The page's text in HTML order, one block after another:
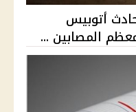
13 في حادث أتوبيس
المصابين ...